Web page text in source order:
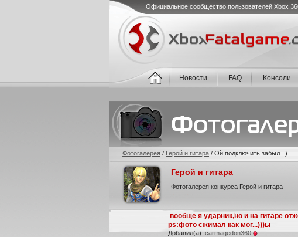
Официальное сообщество пользователей Xbox
Новости FAQ Консоли
Фотогалерея / Герой и гитара / Ой,подключить забыл...)
Герой и гитара
Фотогалерея конкурса Герой и гитара
вообще я ударник,но и на гитаре
ps:фото сжимал как мог...)))ы
Добавил(а):carmagedon360